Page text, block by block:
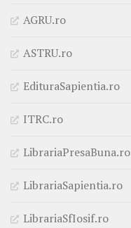
AGRU.ro
ASTRU.ro
EdituraSapientia.ro
ITRC.ro
LibrariaPresaBuna.ro
LibrariaSapientia.ro
LibrariaSfIosif.ro